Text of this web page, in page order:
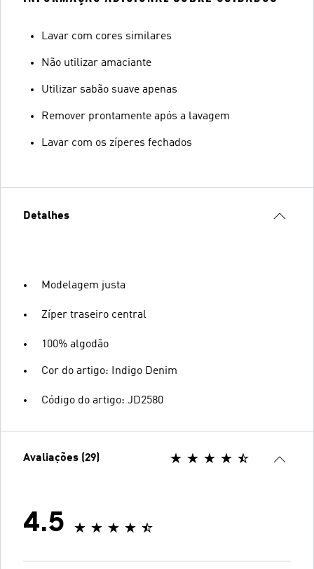
Lavar com cores similares
Não utilizar amaciante
Utilizar sabão suave apenas
Remover prontamente após a lavagem
Lavar com os zíperes fechados
Detalhes
Modelagem justa
Zíper traseiro central
100% algodão
Cor do artigo: Indigo Denim
Código do artigo: JD2580
Avaliações (29)
4.5